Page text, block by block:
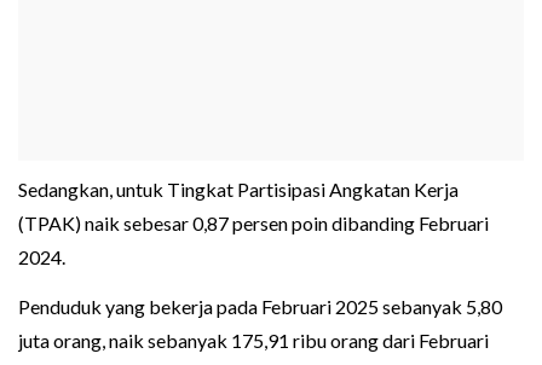
Sedangkan, untuk Tingkat Partisipasi Angkatan Kerja
(TPAK) naik sebesar 0,87 persen poin dibanding Februari
2024.
Penduduk yang bekerja pada Februari 2025 sebanyak 5,80
juta orang, naik sebanyak 175,91 ribu orang dari Februari